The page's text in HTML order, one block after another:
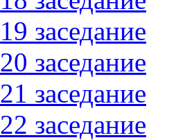
19 заседание
20 заседание
21 заседание
22 заседание